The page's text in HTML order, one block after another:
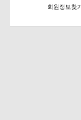
회원정보찾기